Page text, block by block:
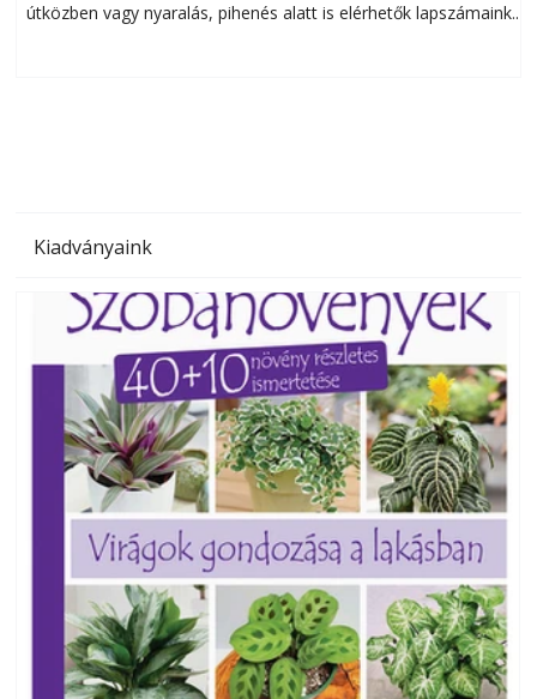
útközben vagy nyaralás, pihenés alatt is elérhetők lapszámaink.
Kiadványaink